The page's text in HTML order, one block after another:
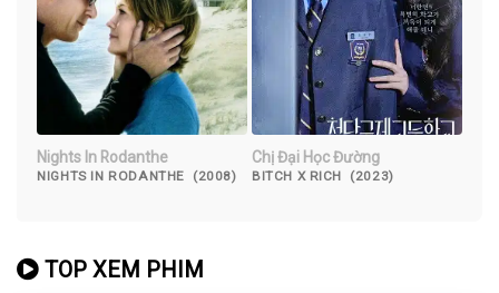
Nights In Rodanthe
NIGHTS IN RODANTHE (2008)
Chị Đại Học Đường
BITCH X RICH (2023)
TOP XEM PHIM